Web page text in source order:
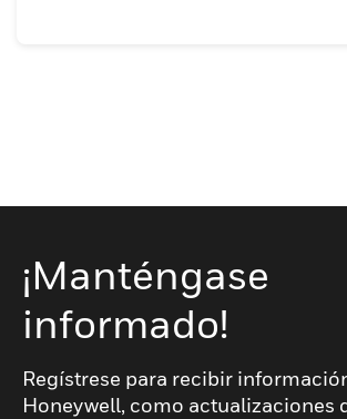
¡Manténgase
informado!
Regístrese para recibir
Honeywell, como actualizaciones